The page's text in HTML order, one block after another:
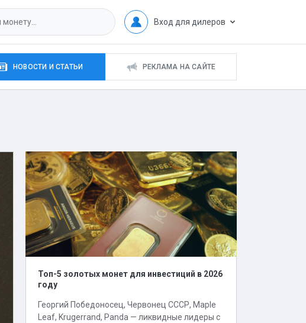
Вход для дилеров
НОВОСТИ И СТАТЬИ РЕКЛАМА НА САЙТЕ
Топ-5 золотых монет для инвестиций в 2026
году
Георгий Победоносец, Червонец СССР, Maple
Leaf, Krugerrand, Panda — ликвидные лидеры с